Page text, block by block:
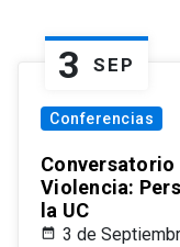
3 SEP
Conferencias
Conversatorio
Violencia:
la UC
3 de